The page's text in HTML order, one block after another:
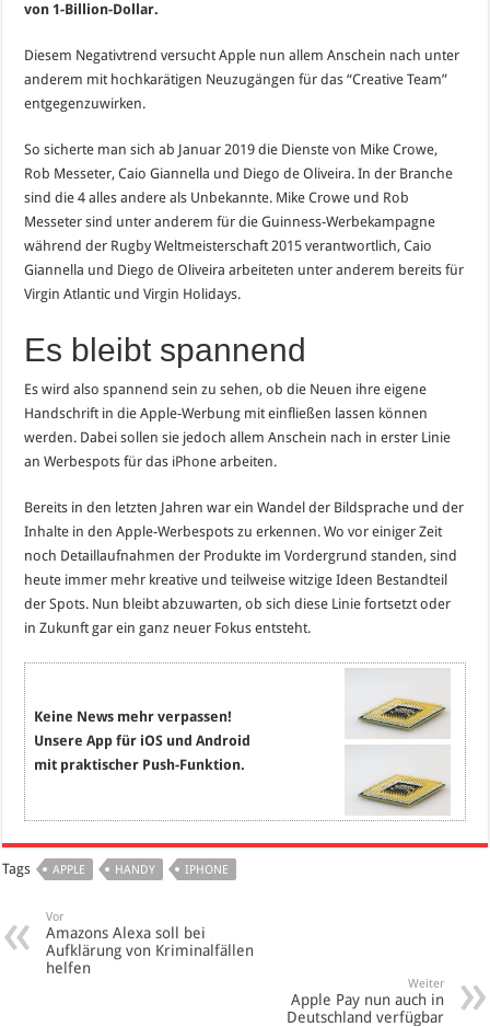
von 1-Billion-Dollar.
Diesem Negativtrend versucht Apple nun allem Anschein nach unter
anderem mit hochkarätigen Neuzugängen für das “Creative Team”
entgegenzuwirken.
So sicherte man sich ab Januar 2019 die Dienste von Mike Crowe,
Rob Messeter, Caio Giannella und Diego de Oliveira. In der Branche
sind die 4 alles andere als Unbekannte. Mike Crowe und Rob
Messeter sind unter anderem für die Guinness-Werbekampagne
während der Rugby Weltmeisterschaft 2015 verantwortlich, Caio
Giannella und Diego de Oliveira arbeiteten unter anderem bereits für
Virgin Atlantic und Virgin Holidays.
Es bleibt spannend
Es wird also spannend sein zu sehen, ob die Neuen ihre eigene
Handschrift in die Apple-Werbung mit einfließen lassen können
werden. Dabei sollen sie jedoch allem Anschein nach in erster Linie
an Werbespots für das iPhone arbeiten.
Bereits in den letzten Jahren war ein Wandel der Bildsprache und der
Inhalte in den Apple-Werbespots zu erkennen. Wo vor einiger Zeit
noch Detaillaufnahmen der Produkte im Vordergrund standen, sind
heute immer mehr kreative und teilweise witzige Ideen Bestandteil
der Spots. Nun bleibt abzuwarten, ob sich diese Linie fortsetzt oder
in Zukunft gar ein ganz neuer Fokus entsteht.
Keine News mehr verpassen!
Unsere App für iOS und Android
mit praktischer Push-Funktion.
Tags APPLE HANDY IPHONE
Vor
Amazons Alexa soll bei
Aufklärung von Kriminalfällen
helfen
Weiter
Apple Pay nun auch in
Deutschland verfügbar